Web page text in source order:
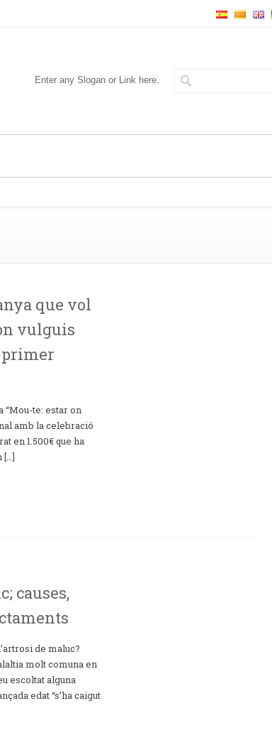
Enter any Slogan or Link here.
que vol
vulguis
primer
“Mou-te: estar on
amb la celebració
en 1.500€ que ha
[…]
causes,
de maluc?
molt comuna en
escoltat alguna
edat “s’ha caigut